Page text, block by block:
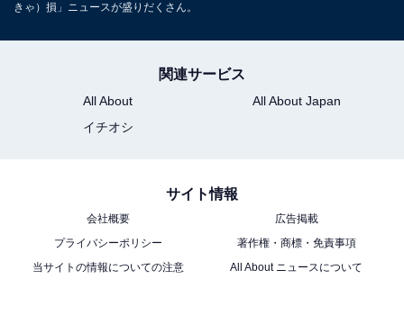
きゃ）損」ニュースが盛りだくさん。
関連サービス
All About
All About Japan
イチオシ
サイト情報
会社概要
広告掲載
プライバシーポリシー
著作権・商標・免責事項
当サイトの情報についての注意
All About ニュースについて